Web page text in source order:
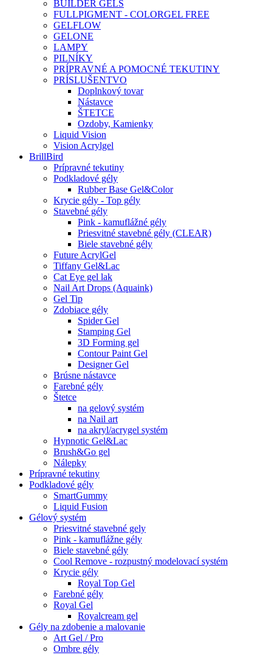
BUILDER GELS
FULLPIGMENT - COLORGEL FREE
GELFLOW
GELONE
LAMPY
PILNÍKY
PRÍPRAVNÉ A POMOCNÉ TEKUTINY
PRÍSLUŠENTVO
Doplnkový tovar
Nástavce
ŠTETCE
Ozdoby, Kamienky
Liquid Vision
Vision Acrylgel
BrillBird
Prípravné tekutiny
Podkladové gély
Rubber Base Gel&Color
Krycie gély - Top gély
Stavebné gély
Pink - kamuflážné gély
Priesvitné stavebné gély (CLEAR)
Biele stavebné gély
Future AcrylGel
Tiffany Gel&Lac
Cat Eye gel lak
Nail Art Drops (Aquaink)
Gel Tip
Zdobiace gély
Spider Gel
Stamping Gel
3D Forming gel
Contour Paint Gel
Designer Gel
Brúsne nástavce
Farebné gély
Štetce
na gelový systém
na Nail art
na akryl/acrygel systém
Hypnotic Gel&Lac
Brush&Go gel
Nálepky
Prípravné tekutiny
Podkladové gély
SmartGummy
Liquid Fusion
Gélový systém
Priesvitné stavebné gely
Pink - kamuflážne gély
Biele stavebné gély
Cool Remove - rozpustný modelovací systém
Krycie gély
Royal Top Gel
Farebné gély
Royal Gel
Royalcream gel
Gély na zdobenie a malovanie
Art Gel / Pro
Ombre gély